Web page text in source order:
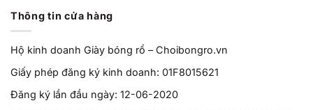
Thông tin cửa hàng
Hộ kinh doanh Giày bóng rổ – Choibongro.vn
Giấy phép đăng ký kinh doanh: 01F8015621
Đăng ký lần đầu ngày: 12-06-2020